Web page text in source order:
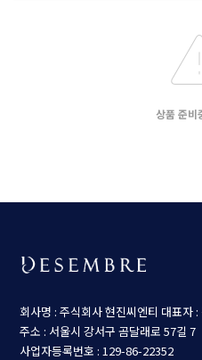
상품 준비
회사명 : 주식회사 현진씨엔티 대표자
주소 : 서울시 강서구 곰달래로 57길 7
사업자등록번호 : 129-86-22352